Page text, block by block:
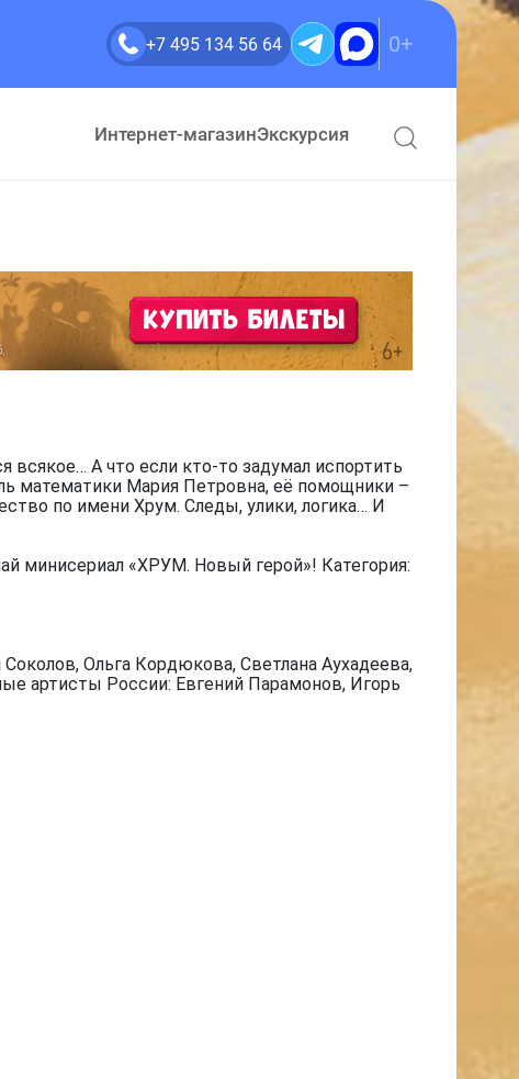
+7 495 134 56 64 0+
Интернет-магазинЭкскурсия
А что если кто-то задумал испортить
математики Мария Петровна, её помощники –
по имени Хрум. Следы, улики, логика… И
минисериал «ХРУМ. Новый герой»! Категория:
Ольга Кордюкова, Светлана Аухадеева,
артисты России: Евгений Парамонов, Игорь